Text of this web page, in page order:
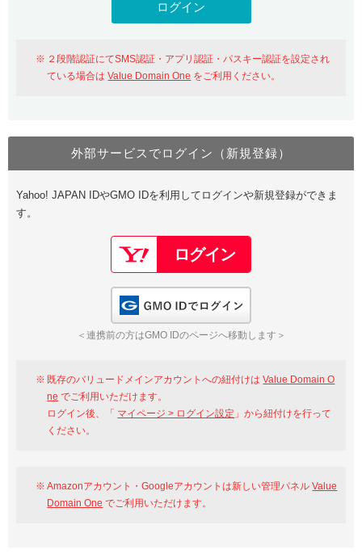
おすすめ One レンタルサーバーを含む最新の機能を使う方
Value Domain Oneにログイン
Google
GMO ID Amazon
※AmazonはValue Domain Oneのログイン画面へ遷移します
Value Domain Oneアカウント作成
以下でも登録可能
Google Yahoo!
GMO ID
２段階認証にてSMS認証・アプリ認証・パスキー認証を設定され
ている場合はValue Domain One をご利用ください。
外部サービスでログイン（新規登録）
Yahoo! JAPAN IDやGMO IDを利用してログインや新規登録ができま
す。
＜連携前の方はGMO IDのページへ移動します＞
既存のバリュードメインアカウントへの紐付けはValue Domain O
ne でご利用いただけます。
ログイン後、「 マイページ > ログイン設定 」から紐付けを行って
ください。
Amazonアカウント・Googleアカウントは新しい管理パネルValue
Domain One でご利用いただけます。